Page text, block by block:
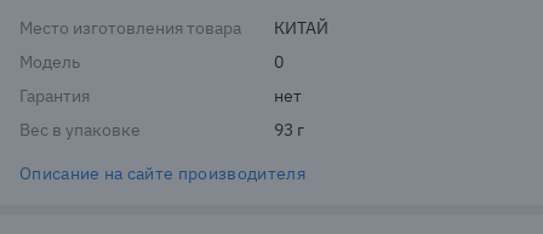
Место изготовления товара
КИТАЙ
Модель
0
Гарантия
нет
Вес в упаковке
93 г
Описание на сайте производителя